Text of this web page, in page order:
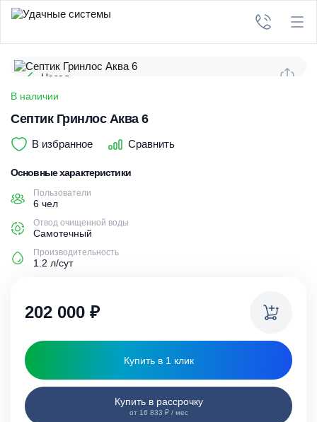
Назад
В наличии
Септик Гринлос Аква 6
В избранное Сравнить
Основные характеристики
Пользователи
6 чел
Отвод очищенной воды
Самотечный
Производительность
1.2 л/сут
202 000 ₽
Купить в 1 клик
Купить в рассрочку
от 16 833 ₽ / мес